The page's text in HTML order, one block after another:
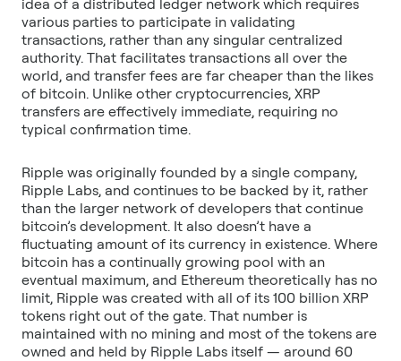
idea of a distributed ledger network which requires
various parties to participate in validating
transactions, rather than any singular centralized
authority. That facilitates transactions all over the
world, and transfer fees are far cheaper than the likes
of bitcoin. Unlike other cryptocurrencies, XRP
transfers are effectively immediate, requiring no
Ripple was originally founded by a single company,
Ripple Labs, and continues to be backed by it, rather
than the larger network of developers that continue
bitcoin’s development. It also doesn’t have a
fluctuating amount of its currency in existence. Where
bitcoin has a continually growing pool with an
eventual maximum, and Ethereum theoretically has no
limit, Ripple was created with all of its 100 billion XRP
tokens right out of the gate. That number is
maintained with no mining and most of the tokens are
owned and held by Ripple Labs itself — around 60